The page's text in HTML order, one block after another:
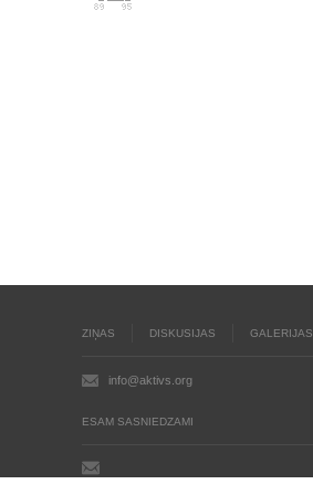
ZIŅAS DISKUSIJAS GALERIJAS
info@aktivs.org
ESAM SASNIEDZAMI